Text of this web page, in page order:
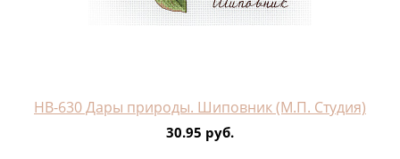
НВ-630 Дары природы. Шиповник (М.П. Студия)
30.95 руб.